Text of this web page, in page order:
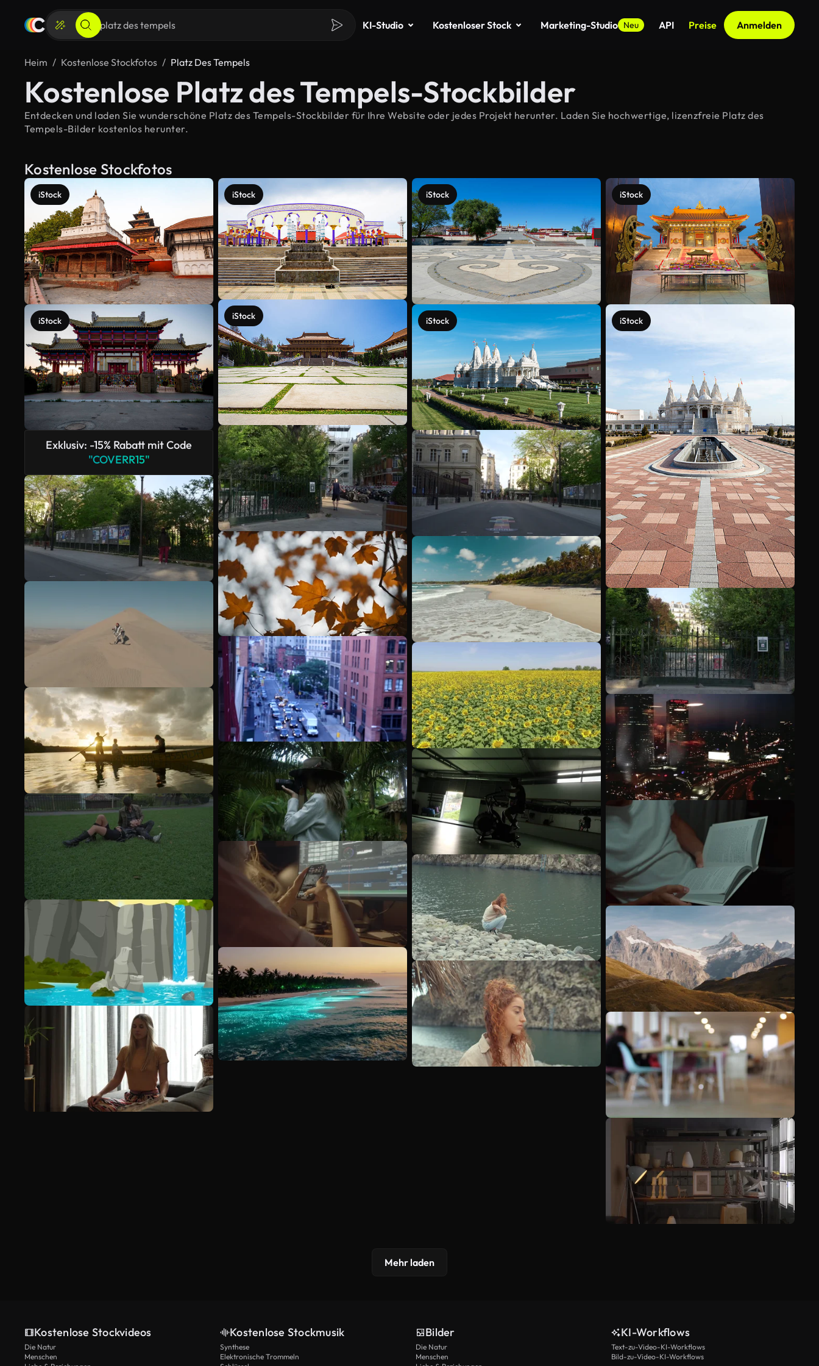
KI-Studio Kostenloser Stock Marketing-Studio Neu API Preise Anmelden
Heim Kostenlose Stockfotos Platz Des Tempels
Kostenlose Platz des Tempels-Stockbilder
Entdecken und laden Sie wunderschöne Platz des Tempels-Stockbilder für Ihre Website oder jedes Projekt herunter. Laden Sie hochwertige, lizenzfreie Platz des
Tempels-Bilder kostenlos herunter.
Kostenlose Stockfotos
iStock
iStock
Exklusiv: -15% Rabatt mit Code
"COVERR15"
iStock
iStock
iStock
iStock
iStock
iStock
Mehr anzeigen
Mehr laden
Kostenlose Stockvideos
Die Natur
Menschen
Kostenlose Stockmusik
Synthese
Elektronische Trommeln
Bilder
Die Natur
Menschen
KI-Workflows
Text-zu-Video-KI-Workflows
Bild-zu-Video-KI-Workflows